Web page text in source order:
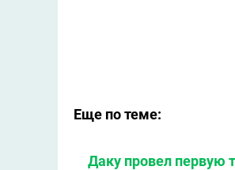
Еще по теме:
Даку провел первую